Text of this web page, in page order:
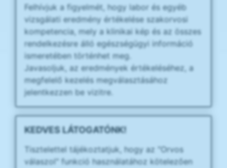
Felhívjuk a figyelmét, hogy labor és egyéb
vizsgálati eredmény értékelése szakorvosi
kompetencia, mely a klinikai kép és az összes
rendelkezésre álló egészségügyi információ
ismeretében történhet meg.
Javasoljuk, az eredmények értékeléséhez, a
megfelelő kezelés megválasztásához
jelentkezzen be vizitre.
KEDVES LÁTOGATÓNK!
Tisztelettel tájékoztatjuk, hogy az "Orvos
válaszol" funkció használatához kötelezően